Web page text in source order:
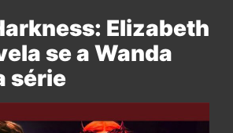
Elizabeth
se a Wanda
série